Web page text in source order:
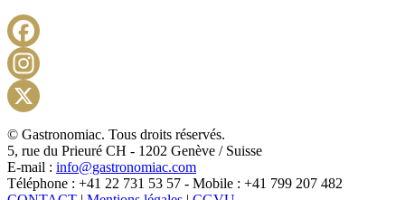
X
© Gastronomiac. Tous droits réservés.
5, rue du Prieuré CH - 1202 Genève / Suisse
E-mail : info@gastronomiac.com
Téléphone : +41 22 731 53 57 - Mobile : +41 799 207 482